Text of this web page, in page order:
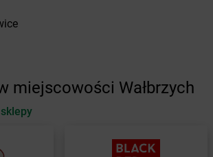
miejscowości Wałbrzych